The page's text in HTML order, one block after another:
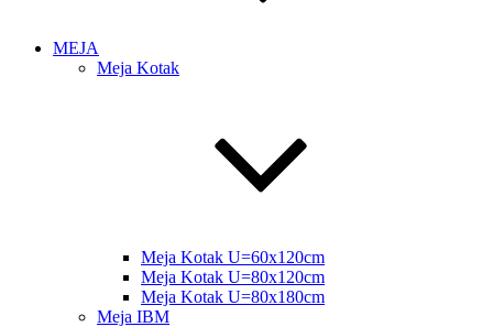
MEJA
Meja Kotak
Meja Kotak U=60x120cm
Meja Kotak U=80x120cm
Meja Kotak U=80x180cm
Meja IBM